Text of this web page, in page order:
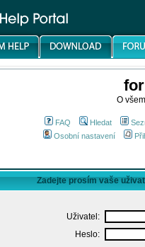
O
FAQ Hledat
Osobní nastavení
Zadejte prosím vaše
Uživatel:
Heslo: